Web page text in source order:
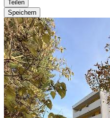
Teilen
Speichern